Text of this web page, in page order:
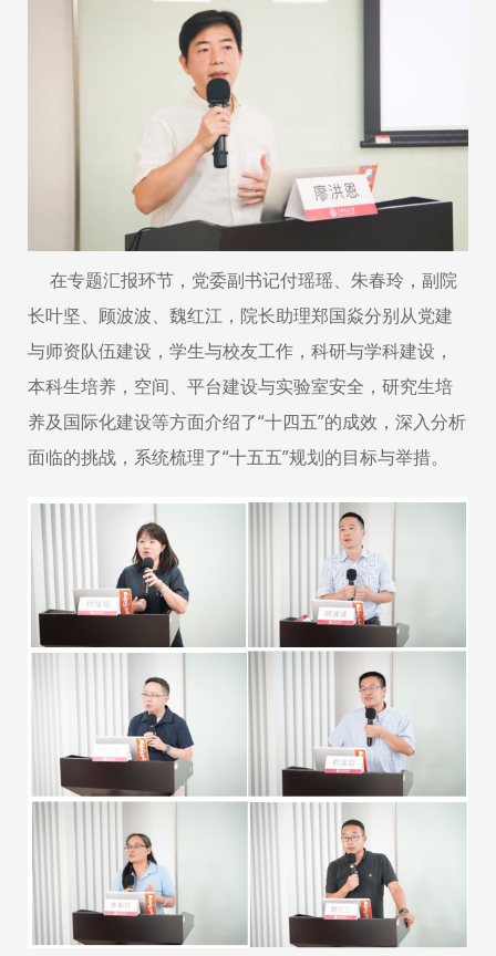
在专题汇报环节，党委副书记付瑶瑶、朱春玲，副院
长叶坚、顾波波、魏红江，院长助理郑国焱分别从党建
与师资队伍建设，学生与校友工作，科研与学科建设，
本科生培养，空间、平台建设与实验室安全，研究生培
养及国际化建设等方面介绍了“十四五”的成效，深入分析
面临的挑战，系统梳理了“十五五”规划的目标与举措。